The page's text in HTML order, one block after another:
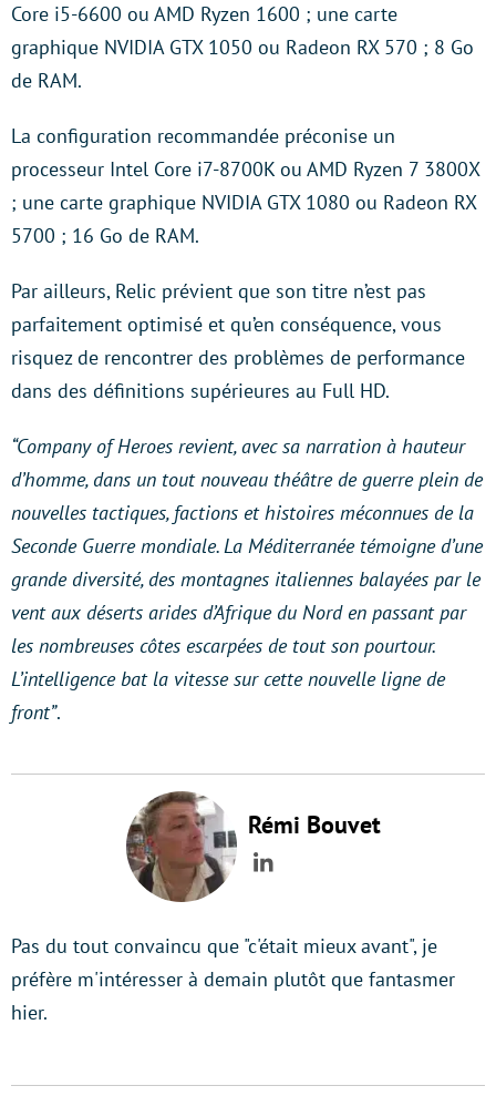
Core i5-6600 ou AMD Ryzen 1600 ; une carte
graphique NVIDIA GTX 1050 ou Radeon RX 570 ; 8 Go
de RAM.
La configuration recommandée préconise un
processeur Intel Core i7-8700K ou AMD Ryzen 7 3800X
; une carte graphique NVIDIA GTX 1080 ou Radeon RX
5700 ; 16 Go de RAM.
Par ailleurs, Relic prévient que son titre n’est pas
parfaitement optimisé et qu’en conséquence, vous
risquez de rencontrer des problèmes de performance
dans des définitions supérieures au Full HD.
“Company of Heroes revient, avec sa narration à hauteur
d’homme, dans un tout nouveau théâtre de guerre plein de
nouvelles tactiques, factions et histoires méconnues de la
Seconde Guerre mondiale. La Méditerranée témoigne d’une
grande diversité, des montagnes italiennes balayées par le
vent aux déserts arides d’Afrique du Nord en passant par
les nombreuses côtes escarpées de tout son pourtour.
L’intelligence bat la vitesse sur cette nouvelle ligne de
front”.
Rémi Bouvet
LinkedIn
Pas du tout convaincu que "c'était mieux avant", je
préfère m'intéresser à demain plutôt que fantasmer
hier.